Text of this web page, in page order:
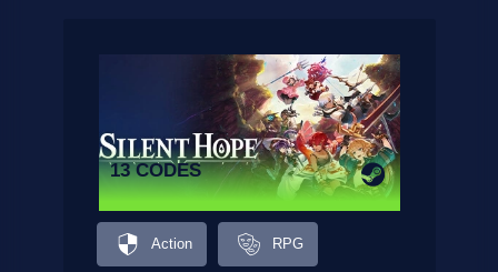
13 CODES
Action RPG